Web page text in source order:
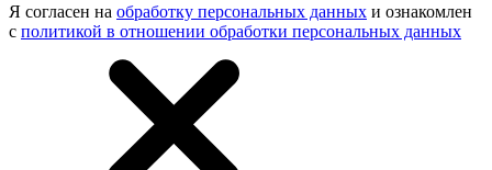
Я согласен на обработку персональных данных и ознакомлен
с политикой в отношении обработки персональных данных